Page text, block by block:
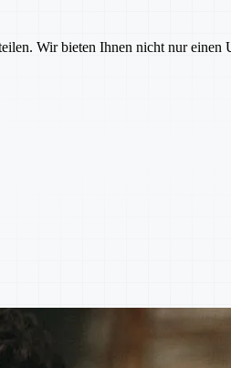
Wir bieten Ihnen nicht nur